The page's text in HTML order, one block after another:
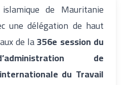
de Mauritanie
une délégation de haut
de la356e session du
de
du Travail